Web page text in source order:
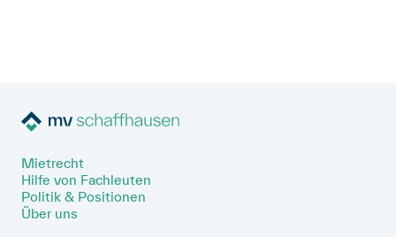
Mietrecht
Hilfe von Fachleuten
Politik & Positionen
Über uns